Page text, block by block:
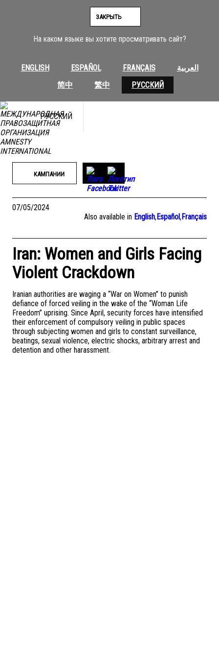
На каком языке вы хотите просматривать сайт?
ENGLISH ESPAÑOL FRANÇAIS
العربية
简中
繁中 РУССКИЙ
ЗАКРЫТЬ
РУССКИЙ
КАМПАНИИ
07/05/2024
Also available in English,Español,Français
Iran: Women and Girls Facing
Violent Crackdown
Iranian authorities are waging a “War on Women” to punish
defiance of forced veiling in the wake of the “Woman Life
Freedom” uprising. Since April, security forces have intensified
their enforcement of compulsory veiling in public spaces
through subjecting women and girls to constant surveillance,
beatings, sexual violence, electric shocks, arbitrary arrest and
detention and other harassment.